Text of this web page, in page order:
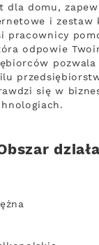
dla domu,
i zestaw
pracownicy
odpowie
się w